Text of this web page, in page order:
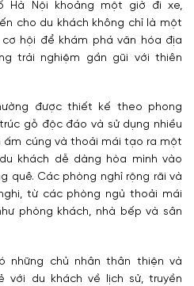
Hà Nội khoảng một giờ đi xe,
cho du khách không chỉ là một
hội để khám phá văn hóa địa
trải nghiệm gần gũi với thiên
được thiết kế theo phong
gỗ độc đáo và sử dụng nhiều
ấm cúng và thoải mái tạo ra một
khách dễ dàng hòa mình vào
quê. Các phòng nghỉ rộng rãi và
từ các phòng ngủ thoải mái
phòng khách, nhà bếp và sân
những chủ nhân thân thiện và
với du khách về lịch sử, truyền